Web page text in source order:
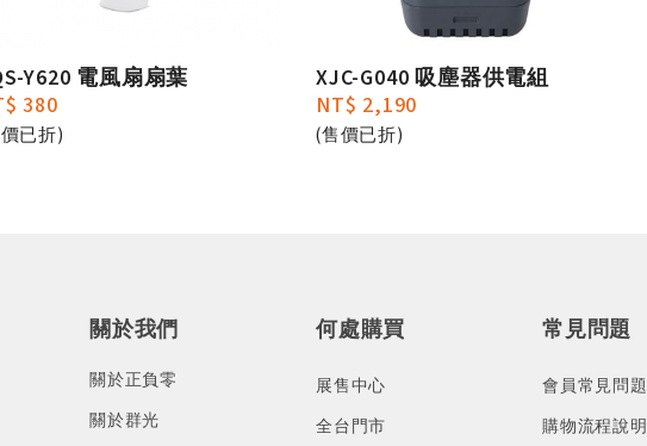
Y620 電風扇扇葉
380
已折)
XJC-G040 吸塵器供電組
NT$ 2,190
(售價已折)
關於我們
關於正負零
關於群光
何處購買
展售中心
全台門市
常見問題
會員常見問題
購物流程說明